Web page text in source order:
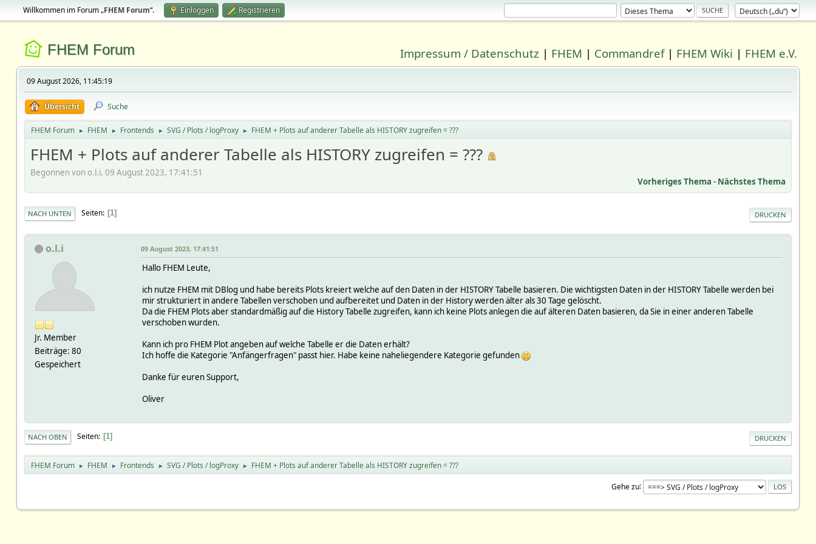
Willkommen im Forum „FHEM Forum“. Einloggen Registrieren
FHEM Forum Impressum / Datenschutz | FHEM | Commandref| FHEM Wiki | FHEM e.V.
09 August 2026, 11:45:19
Übersicht Suche
FHEM Forum ► FHEM ► Frontends ► SVG / Plots / logProxy ► FHEM + Plots auf anderer Tabelle als HISTORY zugreifen = ???
FHEM + Plots auf anderer Tabelle als HISTORY zugreifen = ???
Begonnen von o.l.i, 09 August 2023, 17:41:51
Vorheriges Thema - Nächstes Thema
DRUCKEN
NACH UNTEN Seiten 1
o.l.i
Jr. Member
Beiträge: 80
Gespeichert
09 August 2023, 17:41:51
Hallo FHEM Leute,
ich nutze FHEM mit DBlog und habe bereits Plots kreiert welche auf den Daten in der HISTORY Tabelle basieren. Die wichtigsten Daten in der HISTORY Tabelle werden bei
mir strukturiert in andere Tabellen verschoben und aufbereitet und Daten in der History werden älter als 30 Tage gelöscht.
Da die FHEM Plots aber standardmäßig auf die History Tabelle zugreifen, kann ich keine Plots anlegen die auf älteren Daten basieren, da Sie in einer anderen Tabelle
verschoben wurden.
Kann ich pro FHEM Plot angeben auf welche Tabelle er die Daten erhält?
Ich hoffe die Kategorie "Anfängerfragen" passt hier. Habe keine naheliegendere Kategorie gefunden
Danke für euren Support,
Oliver
DRUCKEN
NACH OBEN Seiten 1
FHEM Forum ► FHEM ► Frontends ► SVG / Plots / logProxy ► FHEM + Plots auf anderer Tabelle als HISTORY zugreifen = ???
Gehe zu